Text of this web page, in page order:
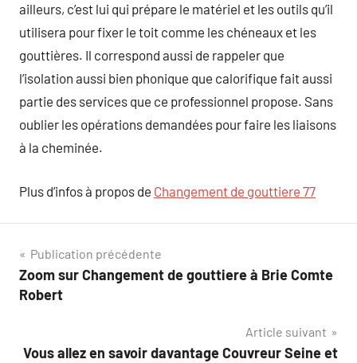
ailleurs, c’est lui qui prépare le matériel et les outils qu’il
utilisera pour fixer le toit comme les chéneaux et les
gouttières. Il correspond aussi de rappeler que
l’isolation aussi bien phonique que calorifique fait aussi
partie des services que ce professionnel propose. Sans
oublier les opérations demandées pour faire les liaisons
à la cheminée.
Plus d’infos à propos de Changement de gouttiere 77
Navigation
de
Publication précédente
Zoom sur Changement de gouttiere à Brie Comte
Robert
Article suivant
Vous allez en savoir davantage Couvreur Seine et